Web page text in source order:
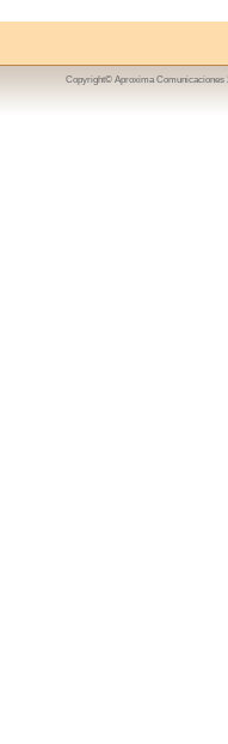
Copyright© Aproxima Comunicaciones